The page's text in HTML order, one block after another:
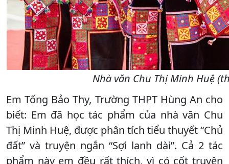
Nhà văn Chu Thị Minh Huệ
Em Tống Bảo Thy, Trường THPT Hùng An cho
biết: Em đã học tác phẩm của nhà văn Chu
Thị Minh Huệ, được phân tích tiểu thuyết “Chủ
đất” và truyện ngắn “Sợi lanh dài”. Cả 2 tác
phẩm này em đều rất thích, vì có cốt truyện